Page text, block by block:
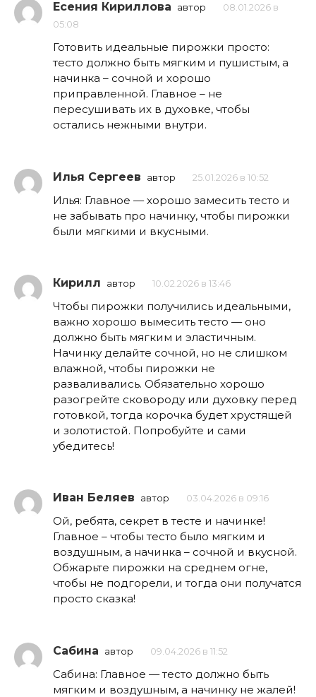
Есения Кириллова автор
08.01.2026 в
05:08
Готовить идеальные пирожки просто:
тесто должно быть мягким и пушистым, а
начинка – сочной и хорошо
приправленной. Главное – не
пересушивать их в духовке, чтобы
остались нежными внутри.
Илья Сергеев автор 25.01.2026 в 10:52
Илья: Главное — хорошо замесить тесто и
не забывать про начинку, чтобы пирожки
были мягкими и вкусными.
Кирилл автор 10.02.2026 в 13:46
Чтобы пирожки получились идеальными,
важно хорошо вымесить тесто — оно
должно быть мягким и эластичным.
Начинку делайте сочной, но не слишком
влажной, чтобы пирожки не
разваливались. Обязательно хорошо
разогрейте сковороду или духовку перед
готовкой, тогда корочка будет хрустящей
и золотистой. Попробуйте и сами
убедитесь!
Иван Беляев автор 03.04.2026 в 09:16
Ой, ребята, секрет в тесте и начинке!
Главное – чтобы тесто было мягким и
воздушным, а начинка – сочной и вкусной.
Обжарьте пирожки на среднем огне,
чтобы не подгорели, и тогда они получатся
просто сказка!
Сабина автор 09.04.2026 в 11:52
Сабина: Главное — тесто должно быть
мягким и воздушным, а начинку не жалей!